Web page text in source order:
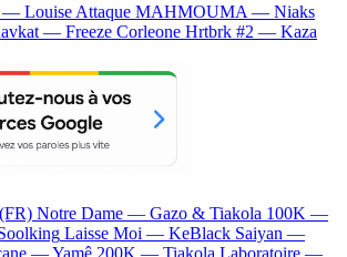
— Louise Attaque MAHMOUMA — Niaks
— Freeze Corleone Hrtbrk #2 — Kaza
Notre Dame — Gazo & Tiakola 100K —
Laisse Moi — KeBlack Saiyan —
—Yamê 200K — Tiakola Laboratoire —